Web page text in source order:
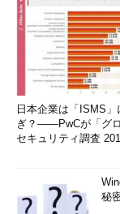
日本企業は「ISMS」
ぎ？――PwCが「グ
セキュリティ調査
秘